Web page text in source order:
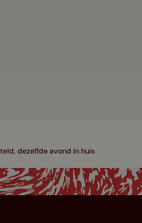
dezelfde avond in huis